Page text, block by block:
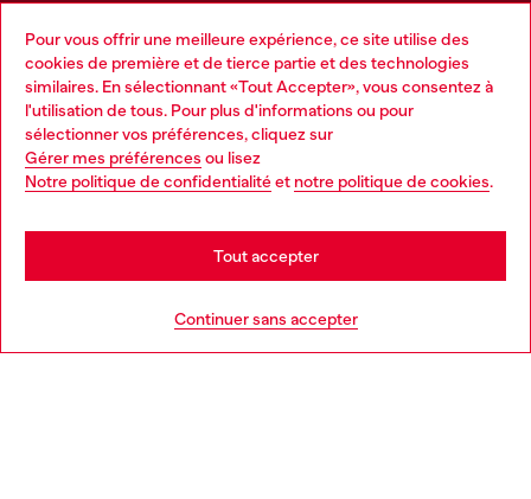
Pour vous offrir une meilleure expérience, ce site utilise des
cookies de première et de tierce partie et des technologies
similaires. En sélectionnant «Tout Accepter», vous consentez à
l'utilisation de tous. Pour plus d'informations ou pour
sélectionner vos préférences, cliquez sur
Gérer mes préférences ou lisez
Notre politique de confidentialitéet notre politique de cookies.
Continuer sans accepter
Tout accepter
Services omnicanaux
Découvrez tous nos services, en ligne et en magasin.
En savoir plus
Choose your location
You are currently browsing France website, but it seems you
may be based in United States